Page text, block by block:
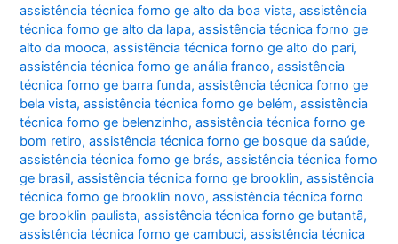
assistência técnica forno ge alto da boa vista,assistência
técnica forno ge alto da lapa,assistência técnica forno ge
alto da mooca,assistência técnica forno ge alto do pari,
assistência técnica forno ge anália franco,assistência
técnica forno ge barra funda,assistência técnica forno ge
bela vista,assistência técnica forno ge belém,assistência
técnica forno ge belenzinho,assistência técnica forno ge
bom retiro,assistência técnica forno ge bosque da saúde,
assistência técnica forno ge brás,assistência técnica forno
ge brasil,assistência técnica forno ge brooklin,assistência
técnica forno ge brooklin novo,assistência técnica forno
ge brooklin paulista,assistência técnica forno ge butantã,
assistência técnica forno ge cambuci,assistência técnica